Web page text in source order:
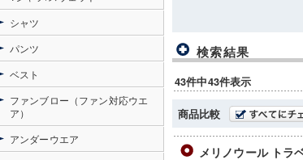
検索結果
43件中43件表示
商品比較
メリノウール トラ
シャツ
パンツ
ベスト
ファンブロー（ファン対応ウエ
ア）
アンダーウエア